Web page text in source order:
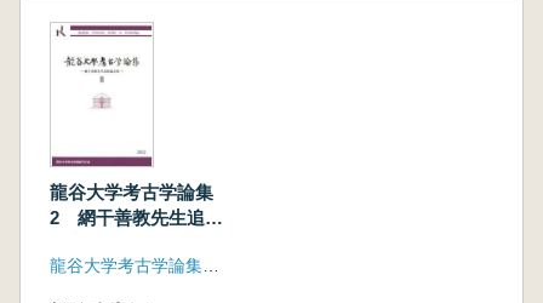
龍谷大学考古学論集
2 網干善教先生追悼